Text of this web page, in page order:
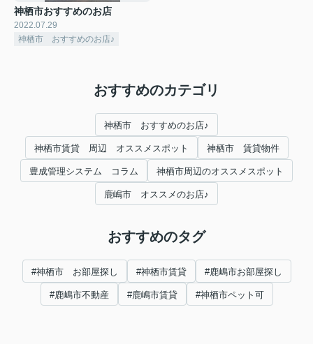
神栖市おすすめのお店
2022.07.29
神栖市 おすすめのお店♪
おすすめのカテゴリ
神栖市 おすすめのお店♪
神栖市賃貸 周辺 オススメスポット 神栖市 賃貸物件
豊成管理システム コラム 神栖市周辺のオススメスポット
鹿嶋市 オススメのお店♪
おすすめのタグ
#神栖市 お部屋探し #神栖市賃貸 #鹿嶋市お部屋探し
#鹿嶋市不動産 #鹿嶋市賃貸 #神栖市ペット可